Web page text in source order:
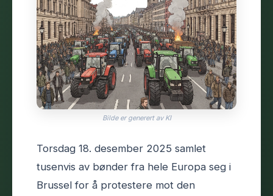
Bilde er generert av KI
Torsdag 18. desember 2025 samlet
tusenvis av bønder fra hele Europa seg i
Brussel for å protestere mot den